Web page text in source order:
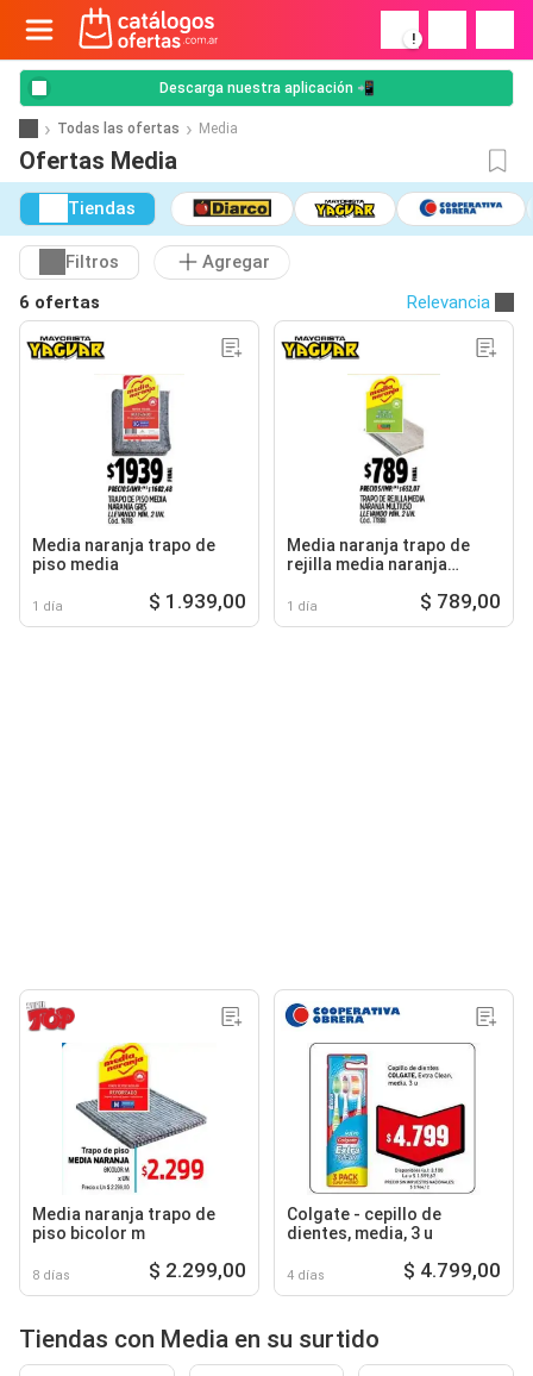
!
Descarga nuestra aplicación 📲
Todas las ofertas Media
Ofertas Media
Tiendas
Filtros
Agregar
6 ofertas
Relevancia
Media naranja trapo de
piso media
1 día $ 1.939,00
Media naranja trapo de
rejilla media naranja
1 día $ 789,00
Media naranja trapo de
piso bicolor m
8 días $ 2.299,00
Colgate - cepillo de
dientes, media, 3 u
4 días $ 4.799,00
Tiendas con Media en su surtido